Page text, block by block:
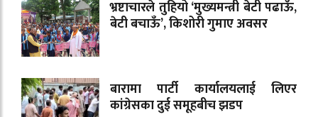
भ्रष्टाचारले तुहियो ‘मुख्यमन्त्री बेटी पढाऊँ,
बेटी बचाऊँ’, किशोरी गुमाए अवसर
बारामा पार्टी कार्यालयलाई लिएर
कांग्रेसका दुई समूहबीच झडप